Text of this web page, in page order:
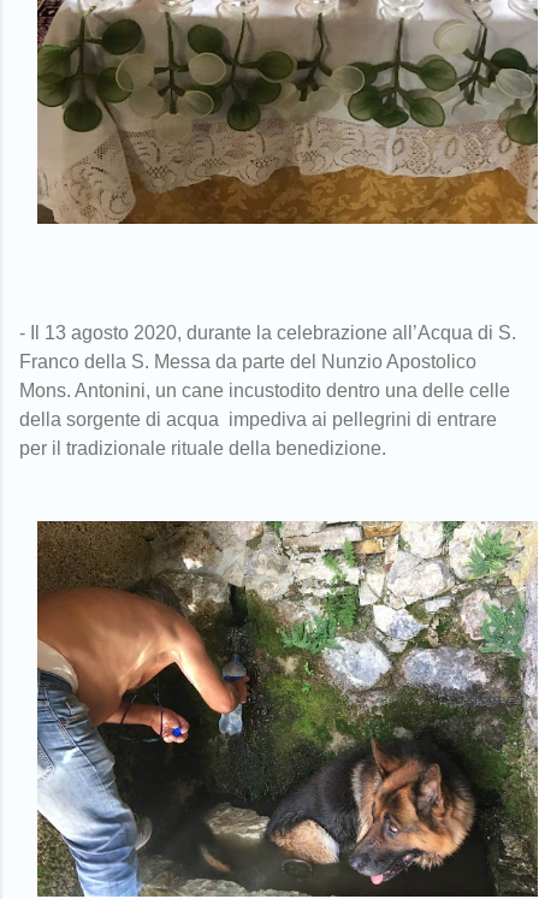
- Il 13 agosto 2020, durante la celebrazione all’Acqua di S.
Franco della S. Messa da parte del Nunzio Apostolico
Mons. Antonini, un cane incustodito dentro una delle celle
della sorgente di acqua impediva ai pellegrini di entrare
per il tradizionale rituale della benedizione.